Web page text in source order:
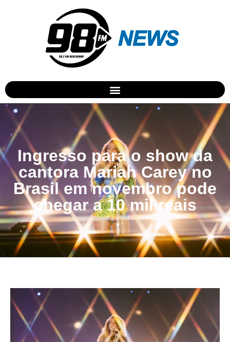
Ingresso para o show da
cantora Mariah Carey no
Brasil em novembro pode
chegar a 10 mil reais